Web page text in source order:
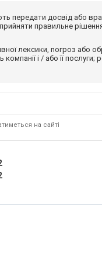
передати досвід або
правильне
лексики, погроз або
і / або її
на сайті